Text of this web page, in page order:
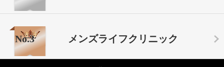
No.3 メンズライフクリニック